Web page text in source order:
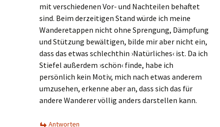
mit verschiedenen Vor- und Nachteilen behaftet
sind. Beim derzeitigen Stand würde ich meine
Wanderetappen nicht ohne Sprengung, Dämpfung
und Stützung bewältigen, bilde mir aber nicht ein,
dass das etwas schlechthin ›Natürliches‹ ist. Da ich
Stiefel außerdem ›schön‹ finde, habe ich
persönlich kein Motiv, mich nach etwas anderem
umzusehen, erkenne aber an, dass sich das für
andere Wanderer völlig anders darstellen kann.
Antworten